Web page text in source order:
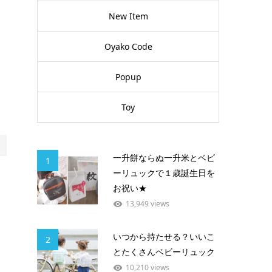
New Item
Oyako Code
Popup
Toy
1
一升餅ならぬ一升米とベビ
ーリュックで１歳誕生日を
お祝い★
13,949 views
2
いつから持たせる？いいこ
とたくさんベビーリュック
10,210 views